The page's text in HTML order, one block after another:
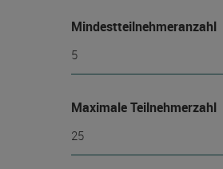
Mindest­teilnehmer­anzahl
5
Maximale Teilnehmerzahl
25